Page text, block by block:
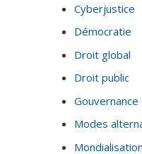
Cyberjustice
Démocratie
Droit global
Droit public
Gouvernance
Modes
Mondialisation